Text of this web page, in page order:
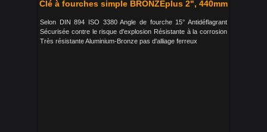
Clé à fourches simple BRONZEplus 2", 440mm
Selon DIN 894 ISO 3380 Angle de fourche 15° Antidéflagrant
Sécurisée contre le risque d'explosion Résistante à la corrosion
Très résistante Aluminium-Bronze pas d'alliage ferreux